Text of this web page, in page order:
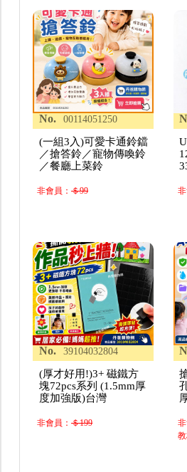
No. 00114051250
(一組3入)可愛卡通鈴鐺
／搶答鈴／寵物傳喚鈴
／餐廳上菜鈴
非會員：＄99
No. 39104032804
(厚才好用!)3+ 磁鐵方
塊72pcs系列 (1.5mm厚
度加強版)台灣
非會員：＄199